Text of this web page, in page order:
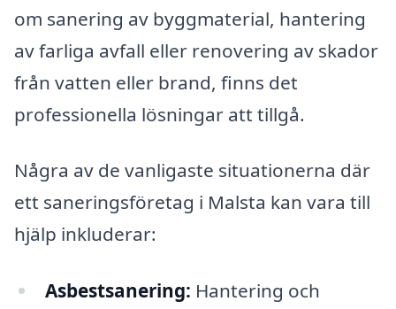
om sanering av byggmaterial, hantering
av farliga avfall eller renovering av skador
från vatten eller brand, finns det
professionella lösningar att tillgå.
Några av de vanligaste situationerna där
ett saneringsföretag i Malsta kan vara till
hjälp inkluderar:
Asbestsanering: Hantering och